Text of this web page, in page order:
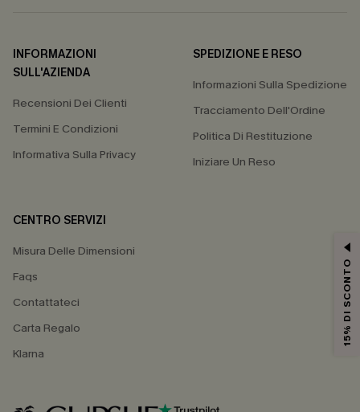
INFORMAZIONI
SULL'AZIENDA
Recensioni Dei Clienti
Termini E Condizioni
Informativa Sulla Privacy
SPEDIZIONE E RESO
Informazioni Sulla Spedizione
Tracciamento Dell'Ordine
Politica Di Restituzione
Iniziare Un Reso
CENTRO SERVIZI
Misura Delle Dimensioni
Faqs
Contattateci
Carta Regalo
Klarna
15% DI SCONTO